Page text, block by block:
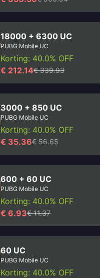
18000 + 6300 UC
PUBG Mobile UC
Korting: 40.0% OFF
€ 212.14€ 339.93
3000 + 850 UC
PUBG Mobile UC
Korting: 40.0% OFF
€ 35.36€ 56.65
600 + 60 UC
PUBG Mobile UC
Korting: 40.0% OFF
€ 6.93€ 11.37
60 UC
PUBG Mobile UC
Korting: 40.0% OFF